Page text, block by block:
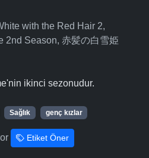
with the Red Hair 2,
2nd Season, 赤髪の白雪姫
ikinci sezonudur.
Sağlık genç kızlar
Etiket Öner